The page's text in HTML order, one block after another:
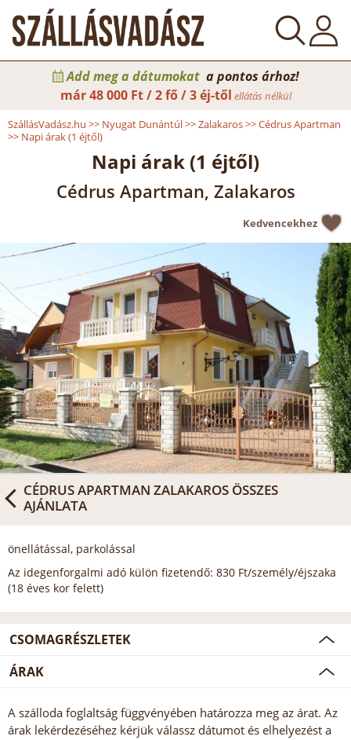
Add meg a dátumokat a pontos árhoz!
már48 000 Ft / 2 fő / 3 éj-től ellátás nélkül
SzállásVadász.hu >> Nyugat Dunántúl>>Zalakaros>>Cédrus Apartman
>> Napi árak (1 éjtől)
Napi árak (1 éjtől)
Cédrus Apartman, Zalakaros
Kedvencekhez
CÉDRUS APARTMAN ZALAKAROS ÖSSZES
AJÁNLATA
önellátással, parkolással
Az idegenforgalmi adó külön fizetendő: 830 Ft/személy/éjszaka
(18 éves kor felett)
CSOMAGRÉSZLETEK
ÁRAK
A szálloda foglaltság függvényében határozza meg az árat. Az
árak lekérdezéséhez kérjük válassz dátumot és elhelyezést a